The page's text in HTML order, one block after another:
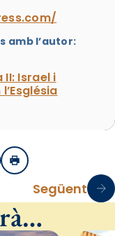
amb l’autor:
Israel i
Imprimir
Següent